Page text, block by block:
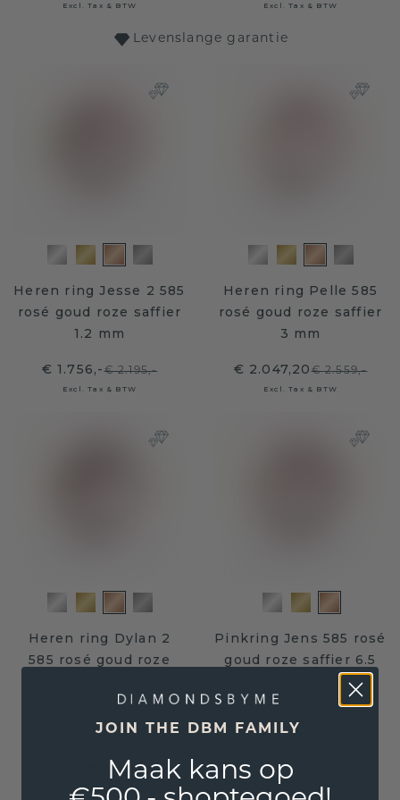
Excl. Tax & BTW Excl. Tax & BTW
Levenslange garantie
Heren ring Jesse 2 585
rosé goud roze saffier
1.2 mm
€ 1.756,-€ 2.195,-
Excl. Tax & BTW
Heren ring Pelle 585
rosé goud roze saffier
3 mm
€ 2.047,20€ 2.559,-
Excl. Tax & BTW
Heren ring Dylan 2
585 rosé goud roze
Pinkring Jens 585 rosé
goud roze saffier 6.5
Gegarandeerd de laagste prijs
JOIN THE DBM FAMILY
Maak kans op